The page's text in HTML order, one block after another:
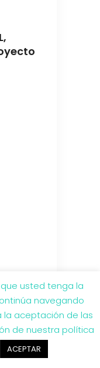
usted tenga la
navegando
aceptación de las
de nuestra política
ACEPTAR